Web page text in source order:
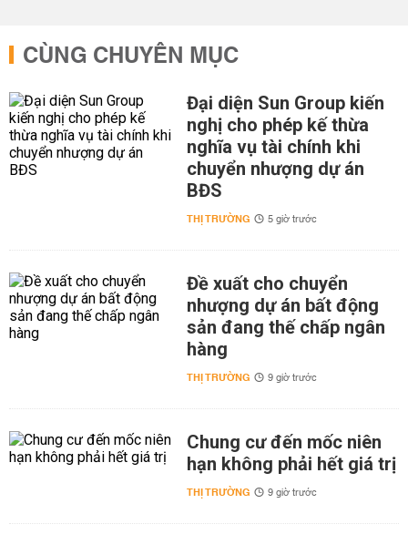
CÙNG CHUYÊN MỤC
Đại diện Sun Group kiến
nghị cho phép kế thừa
nghĩa vụ tài chính khi
chuyển nhượng dự án
BĐS
THỊ TRƯỜNG 5 giờ trước
Đề xuất cho chuyển
nhượng dự án bất động
sản đang thế chấp ngân
hàng
THỊ TRƯỜNG 9 giờ trước
Chung cư đến mốc niên
hạn không phải hết giá trị
THỊ TRƯỜNG 9 giờ trước